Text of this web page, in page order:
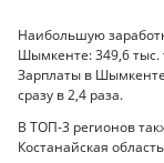
Наибольшую
Шымкенте: 349,6
Зарплаты в
сразу в 2,4 раза.
В ТОП-3 регионов
Костанайская